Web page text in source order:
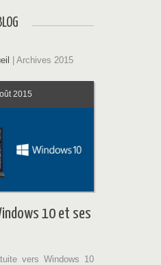
| Archives 2015
2015
10 et ses
vers Windows 10